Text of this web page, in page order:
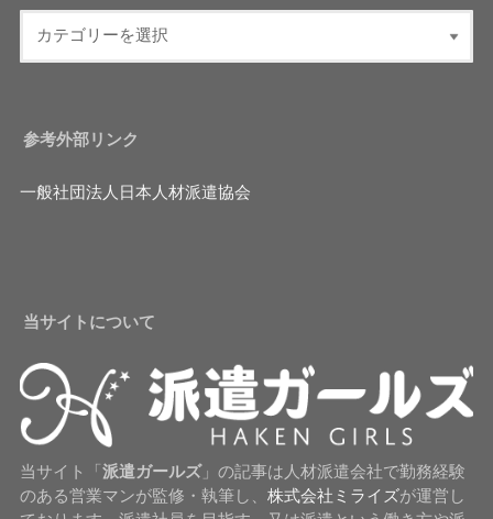
参考外部リンク
一般社団法人日本人材派遣協会
当サイトについて
当サイト「 派遣ガールズ」の記事は人材派遣会社で勤務経験
のある営業マンが監修・執筆し、 株式会社ミライズが運営し